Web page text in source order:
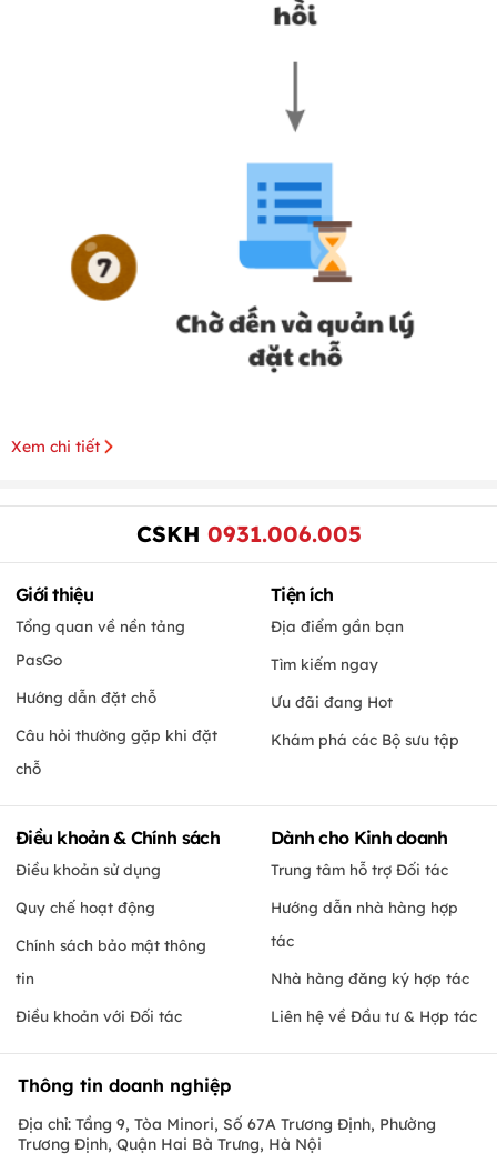
Xem chi tiết
CSKH 0931.006.005
Giới thiệu
Tổng quan về nền tảng
PasGo
Hướng dẫn đặt chỗ
Câu hỏi thường gặp khi đặt
chỗ
Tiện ích
Địa điểm gần bạn
Tìm kiếm ngay
Ưu đãi đang Hot
Khám phá các Bộ sưu tập
Điều khoản & Chính sách
Điều khoản sử dụng
Quy chế hoạt động
Chính sách bảo mật thông
tin
Điều khoản với Đối tác
Dành cho Kinh doanh
Trung tâm hỗ trợ Đối tác
Hướng dẫn nhà hàng hợp
tác
Nhà hàng đăng ký hợp tác
Liên hệ về Đầu tư & Hợp tác
Thông tin doanh nghiệp
Địa chỉ: Tầng 9, Tòa Minori, Số 67A Trương Định, Phường
Trương Định, Quận Hai Bà Trưng, Hà Nội